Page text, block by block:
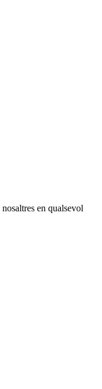
en qualsevol